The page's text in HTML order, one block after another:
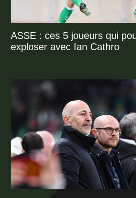
ASSE : ces 5 joueurs qui
exploser avec Ian Cathro